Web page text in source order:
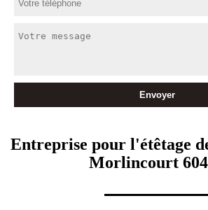
Entreprise pour l'étêtage
Morlincourt